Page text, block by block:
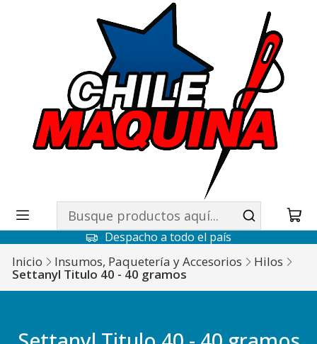
Despacho a todo el país
Inicio Insumos, Paquetería y Accesorios Hilos
Settanyl Titulo 40 - 40 gramos